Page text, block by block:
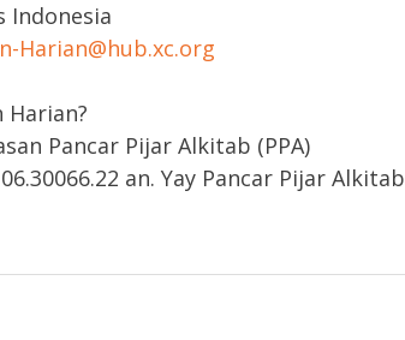
Indonesia
Harian@hub.xc.org
Pancar Pijar Alkitab (PPA)
an. Yay Pancar Pijar Alkitab